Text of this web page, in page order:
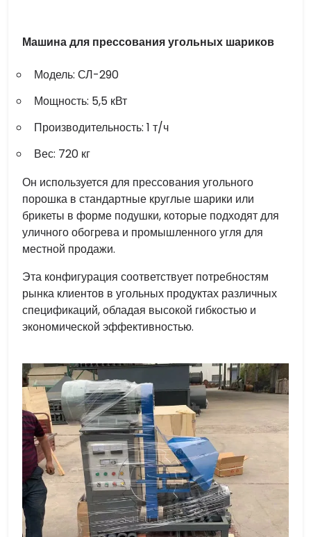
Машина для прессования угольных шариков
Модель: СЛ-290
Мощность: 5,5 кВт
Производительность: 1 т/ч
Вес: 720 кг
Он используется для прессования угольного
порошка в стандартные круглые шарики или
брикеты в форме подушки, которые подходят для
уличного обогрева и промышленного угля для
местной продажи.
Эта конфигурация соответствует потребностям
рынка клиентов в угольных продуктах различных
спецификаций, обладая высокой гибкостью и
экономической эффективностью.